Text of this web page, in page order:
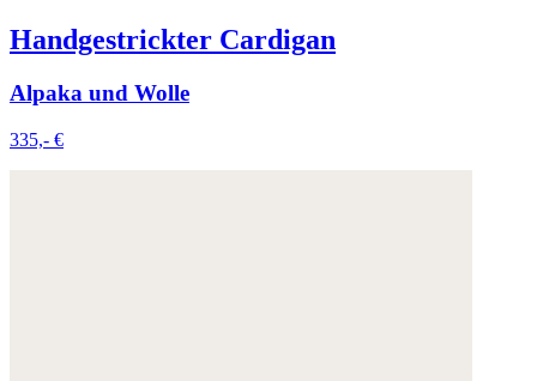
Handgestrickter Cardigan
Alpaka und Wolle
335,- €